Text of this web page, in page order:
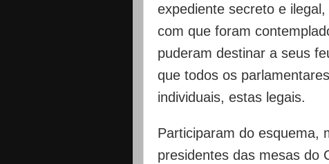
expediente secreto e
com que foram
puderam destinar a seus
que todos os
individuais, estas legais.
Participaram do esquema,
presidentes das mesas do